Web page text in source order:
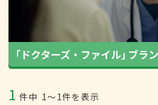
1 件中 1〜1件を表示